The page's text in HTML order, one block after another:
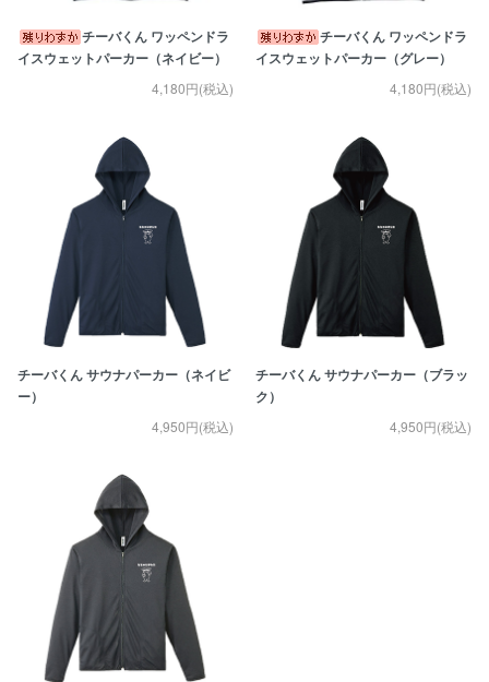
チーバくん ワッペンドラ
イスウェットパーカー（ネイビー）
4,180円(税込)
チーバくん ワッペンドラ
イスウェットパーカー（グレー）
4,180円(税込)
チーバくん サウナパーカー（ネイビ
ー）
4,950円(税込)
チーバくん サウナパーカー（ブラッ
ク）
4,950円(税込)